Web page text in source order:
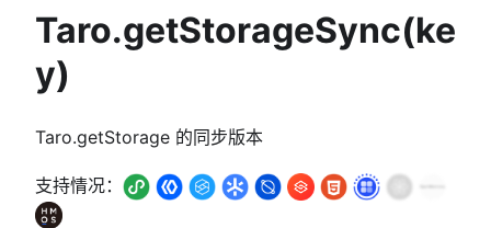
Taro.getStorageSync(ke
y)
Taro.getStorage 的同步版本
支持情况：